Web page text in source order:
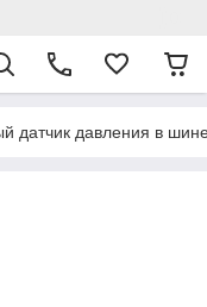
датчик давления в